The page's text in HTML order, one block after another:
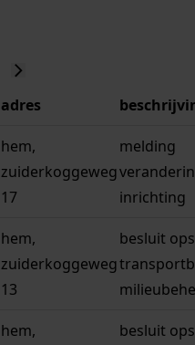
adres
hem,
zuiderkoggeweg
17
melding
inrichting
hem,
zuiderkoggeweg
13
besluit
hem,
besluit